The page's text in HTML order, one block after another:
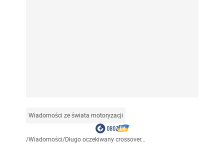
Wiadomości ze świata motoryzacji
/Wiadomości/Długo oczekiwany crossover...